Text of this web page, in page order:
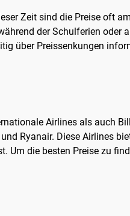
Zeit sind die Preise oft
der Schulferien oder
über Preissenkungen
Airlines als auch
Ryanair. Diese Airlines
Um die besten Preise zu